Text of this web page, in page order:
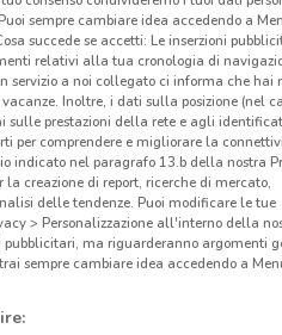
più tardi.
sempre cambiare idea accedendo a
succede se accetti: Le inserzioni
relativi alla tua cronologia di
servizio a noi collegato ci informa che hai
Inoltre, i dati sulla posizione (nel
sulle prestazioni della rete e agli
per comprendere e migliorare la
indicato nel paragrafo 13.b della nostra
creazione di report, ricerche di mercato,
delle tendenze. Puoi modificare le tue
> Personalizzazione all'interno della
ma riguarderanno argomenti
sempre cambiare idea accedendo a